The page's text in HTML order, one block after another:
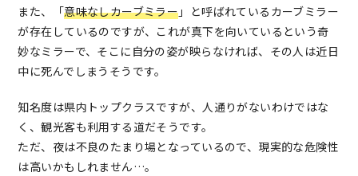
また、「意味なしカーブミラー 」と呼ばれているカーブミラー
が存在しているのですが、これが真下を向いているという奇
妙なミラーで、そこに自分の姿が映らなければ、その人は近日
中に死んでしまうそうです。
知名度は県内トップクラスですが、人通りがないわけではな
く、観光客も利用する道だそうです。
ただ、夜は不良のたまり場となっているので、現実的な危険性
は高いかもしれません…。